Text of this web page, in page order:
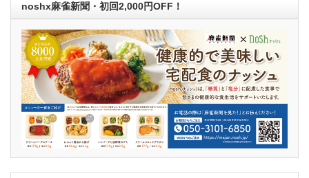
noshx麻雀新聞・初回2,000円OFF！